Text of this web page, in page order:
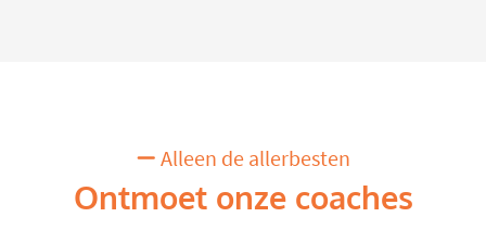
Alleen de allerbesten
Ontmoet onze coaches